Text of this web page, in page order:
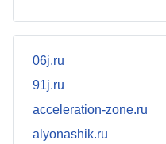
06j.ru
91j.ru
acceleration-zone.ru
alyonashik.ru